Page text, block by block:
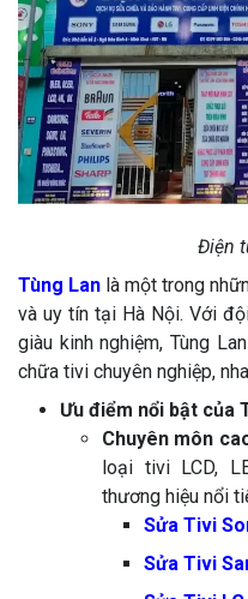
Điện
Tùng Lan là một trong
và uy tín tại Hà Nội. Với
giàu kinh nghiệm, Tùng
chữa tivi chuyên nghiệp,
Ưu điểm nổi bật của
Chuyên môn
loại tivi LCD,
thương hiệu nổi
Sửa Tivi
Sửa Tivi